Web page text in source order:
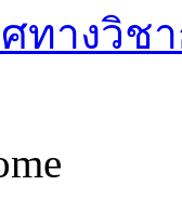
ทางวิช